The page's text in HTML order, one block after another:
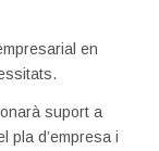
en
suport a
pla d’empresa i